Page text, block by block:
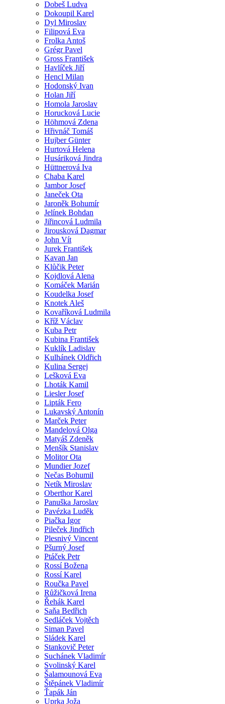
Dobeš Ludva
Dokoupil Karel
Dyl Miroslav
Filipová Eva
Frolka Antoš
Grégr Pavel
Gross František
Havlíček Jiří
Hencl Milan
Hodonský Ivan
Holan Jiří
Homola Jaroslav
Horucková Lucie
Höhmová Zdena
Hřivnáč Tomáš
Hujber Günter
Hurtová Helena
Husáriková Jindra
Hüttnerová Iva
Chaba Karel
Jambor Josef
Janeček Ota
Jaroněk Bohumír
Jelínek Bohdan
Jiřincová Ludmila
Jirousková Dagmar
John Vít
Jurek František
Kavan Jan
Klůčik Peter
Kojdlová Alena
Komáček Marián
Koudelka Josef
Knotek Aleš
Kovaříková Ludmila
Kříž Václav
Kuba Petr
Kubina František
Kuklík Ladislav
Kulhánek Oldřich
Kulina Sergej
Lešková Eva
Lhoták Kamil
Liesler Josef
Lipták Fero
Lukavský Antonín
Marček Peter
Mandelová Olga
Matyáš Zdeněk
Menšík Stanislav
Molitor Ota
Mundier Jozef
Nečas Bohumil
Netík Miroslav
Oberthor Karel
Panuška Jaroslav
Pavézka Luděk
Piačka Igor
Pileček Jindřich
Plesnivý Vincent
Pšurný Josef
Ptáček Petr
Rossí Božena
Rossí Karel
Roučka Pavel
Růžičková Irena
Řehák Karel
Saňa Bedřich
Sedláček Vojtěch
Siman Pavel
Sládek Karel
Stankovič Peter
Suchánek Vladimír
Svolinský Karel
Šalamounová Eva
Štěpánek Vladimír
Ťapák Ján
Uprka Joža